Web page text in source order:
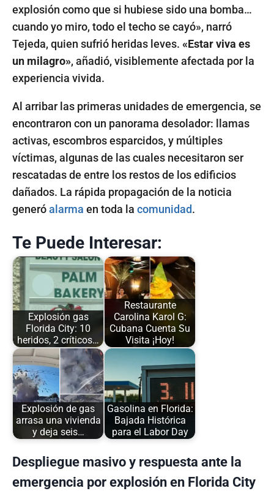
explosión como que si hubiese sido una bomba…
cuando yo miro, todo el techo se cayó», narró
Tejeda, quien sufrió heridas leves. «Estar viva es
un milagro», añadió, visiblemente afectada por la
experiencia vivida.
Al arribar las primeras unidades de emergencia, se
encontraron con un panorama desolador: llamas
activas, escombros esparcidos, y múltiples
víctimas, algunas de las cuales necesitaron ser
rescatadas de entre los restos de los edificios
dañados. La rápida propagación de la noticia
generóalarma en toda la comunidad.
Te Puede Interesar:
Explosión gas
Florida City: 10
heridos, 2 críticos…
Restaurante
Carolina Karol G:
Cubana Cuenta Su
Visita ¡Hoy!
Explosión de gas
arrasa una vivienda
y deja seis…
Gasolina en Florida:
Bajada Histórica
para el Labor Day
Despliegue masivo y respuesta ante la
emergencia por explosión en Florida City